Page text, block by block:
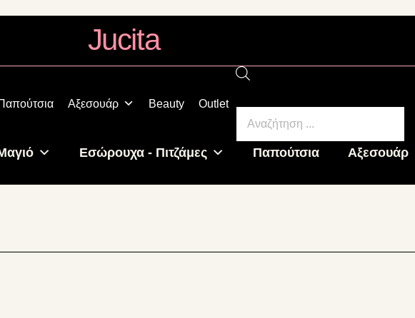
Jucita
Αξεσουάρ Beauty Outlet
Εσώρουχα - Πιτζάμες Παπούτσια Αξεσουάρ